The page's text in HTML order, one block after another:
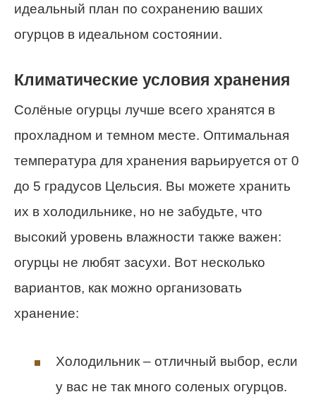
идеальный план по сохранению ваших
огурцов в идеальном состоянии.
Климатические условия хранения
Солёные огурцы лучше всего хранятся в
прохладном и темном месте. Оптимальная
температура для хранения варьируется от 0
до 5 градусов Цельсия. Вы можете хранить
их в холодильнике, но не забудьте, что
высокий уровень влажности также важен:
огурцы не любят засухи. Вот несколько
вариантов, как можно организовать
хранение:
Холодильник – отличный выбор, если
у вас не так много соленых огурцов.